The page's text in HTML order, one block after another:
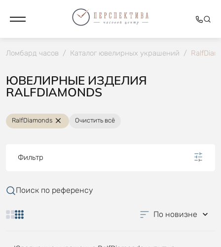
Ломбард часов / Каталог ювелирных украшений /
ЮВЕЛИРНЫЕ ИЗДЕЛИЯ
RALFDIAMONDS
RalfDiamonds Очистить всё
Фильтр
Поиск по референсу
По новизне